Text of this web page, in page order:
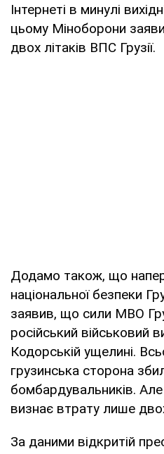
Інтернеті в минулі
цьому Міноборони
двох літаків ВПС Грузії.
Додамо також, що
національної безпеки
заявив, що сили МВО
російський військовий
Кодорській ущелині.
грузинська сторона
бомбардувальників.
визнає втрату лише
За даними відкритій